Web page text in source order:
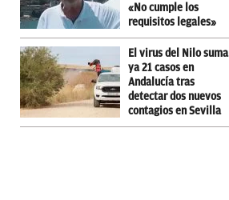
«No cumple los
requisitos legales»
El virus del Nilo suma
ya 21 casos en
Andalucía tras
detectar dos nuevos
contagios en Sevilla